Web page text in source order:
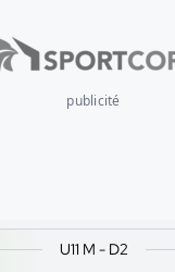
publicité
U11 M - D2